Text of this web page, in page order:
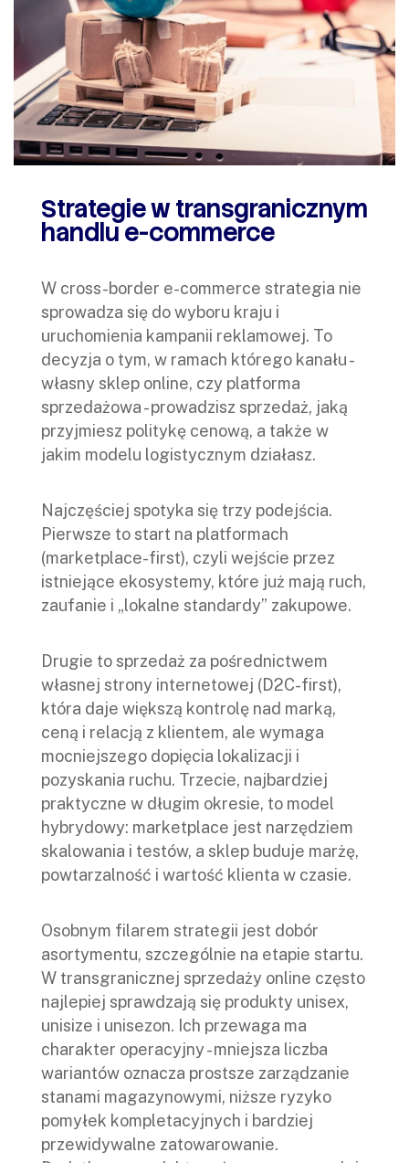
Strategie w transgranicznym
handlu e-commerce
W cross-border e-commerce strategia nie
sprowadza się do wyboru kraju i
uruchomienia kampanii reklamowej. To
decyzja o tym, w ramach którego kanału -
własny sklep online, czy platforma
sprzedażowa - prowadzisz sprzedaż, jaką
przyjmiesz politykę cenową, a także w
jakim modelu logistycznym działasz.
Najczęściej spotyka się trzy podejścia.
Pierwsze to start na platformach
(marketplace-first), czyli wejście przez
istniejące ekosystemy, które już mają ruch,
zaufanie i „lokalne standardy” zakupowe.
Drugie to sprzedaż za pośrednictwem
własnej strony internetowej (D2C-first),
która daje większą kontrolę nad marką,
ceną i relacją z klientem, ale wymaga
mocniejszego dopięcia lokalizacji i
pozyskania ruchu. Trzecie, najbardziej
praktyczne w długim okresie, to model
hybrydowy: marketplace jest narzędziem
skalowania i testów, a sklep buduje marżę,
powtarzalność i wartość klienta w czasie.
Osobnym filarem strategii jest dobór
asortymentu, szczególnie na etapie startu.
W transgranicznej sprzedaży online często
najlepiej sprawdzają się produkty unisex,
unisize i unisezon. Ich przewaga ma
charakter operacyjny - mniejsza liczba
wariantów oznacza prostsze zarządzanie
stanami magazynowymi, niższe ryzyko
pomyłek kompletacyjnych i bardziej
przewidywalne zatowarowanie.